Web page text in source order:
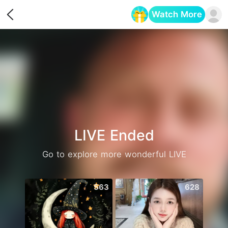
Watch More
LIVE Ended
Go to explore more wonderful LIVE
563 628